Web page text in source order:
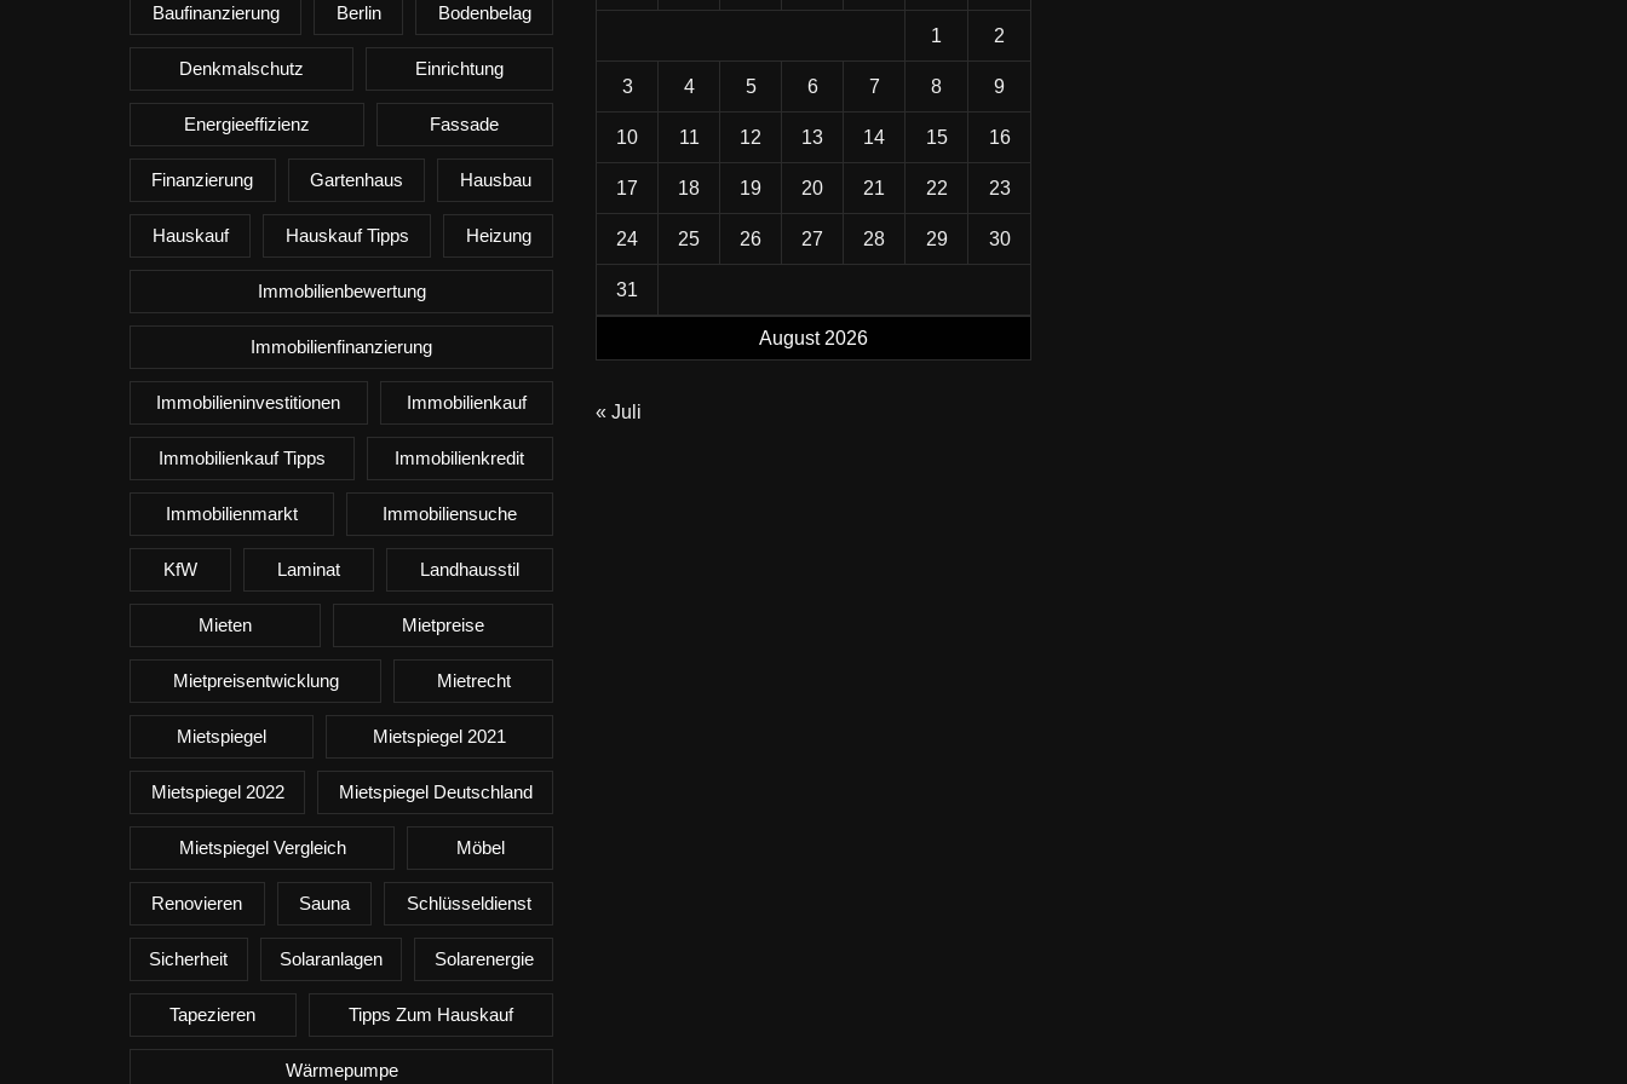
Baufinanzierung Berlin Bodenbelag
Denkmalschutz Einrichtung
Energieeffizienz Fassade
Finanzierung Gartenhaus Hausbau
Hauskauf Hauskauf Tipps Heizung
Immobilienbewertung
Immobilienfinanzierung
Immobilieninvestitionen Immobilienkauf
Immobilienkauf Tipps Immobilienkredit
Immobilienmarkt Immobiliensuche
KfW Laminat Landhausstil
Mieten Mietpreise
Mietpreisentwicklung Mietrecht
Mietspiegel Mietspiegel 2021
Mietspiegel 2022 Mietspiegel Deutschland
Mietspiegel Vergleich Möbel
Renovieren Sauna Schlüsseldienst
Sicherheit Solaranlagen Solarenergie
Tapezieren Tipps Zum Hauskauf
Wärmepumpe
August 2026
1 2
3 4 5 6 7 8 9
10 11 12 13 14 15 16
17 18 19 20 21 22 23
24 25 26 27 28 29 30
31
« Juli